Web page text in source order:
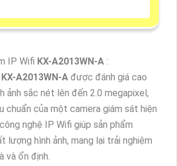
IP Wifi KX-A2013WN-A :
KX-A2013WN-A được đánh giá cao
ảnh sắc nét lên đến 2.0 megapixel,
chuẩn của một camera giám sát hiện
nghệ IP Wifi giúp sản phẩm
lượng hình ảnh, mang lại trải nghiệm
và ổn định.